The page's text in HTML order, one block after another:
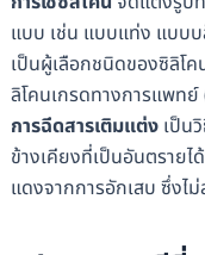
แบบ เช่น แบบแท่ง แบบ
เป็นผู้เลือกชนิดของซิลิโ
ลิโคนเกรดทางการแพท
การฉีดสารเติมแต่ง เป็น
ข้างเคียงที่เป็นอันตราย
แดงจากการอักเสบ ซึ่งไ